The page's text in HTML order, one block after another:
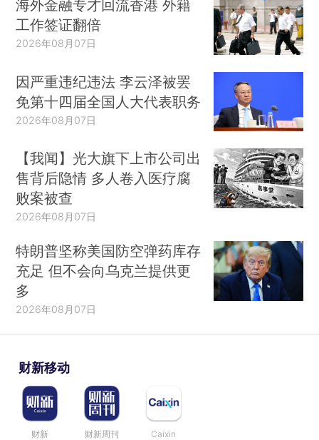
海外金融专才回流香港 外籍
工作签证翻倍
2026年08月07日
因严重违纪违法 李云泽被罢
免第十四届全国人大代表职务
2026年08月07日
【我闻】光大旗下上市公司出
售背后隐情 多人卷入医疗腐
败案被查
2026年08月07日
特朗普坚称美国防空弹药库存
充足 但不会向乌克兰提供更
多
2026年08月07日
财新移动
财新 财新周刊 Caixin